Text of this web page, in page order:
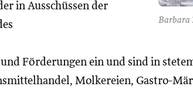
Barbara
in Ausschüssen der
Förderungen ein und sind in
Molkereien, Gastro-